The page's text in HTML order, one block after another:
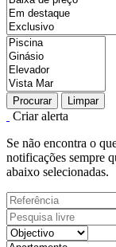
Procurar Limpar
Criar alerta
Se não encontra o
notificações sempre
abaixo selecionadas.